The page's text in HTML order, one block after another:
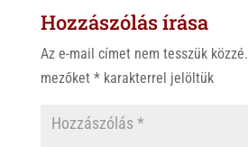
Hozzászólás írása
Az e-mail címet nem tesszük közzé.
mezőket *karakterrel jelöltük